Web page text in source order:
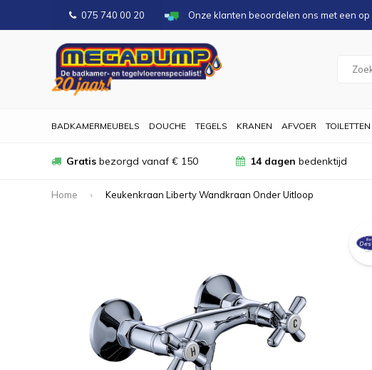
075 740 00 20 Onze klanten beoordelen ons met een op
BADKAMERMEUBELS DOUCHE TEGELS KRANEN AFVOER TOILETTEN
Gratis bezorgd vanaf € 150 14 dagen bedenktijd
Home Keukenkraan Liberty Wandkraan Onder Uitloop